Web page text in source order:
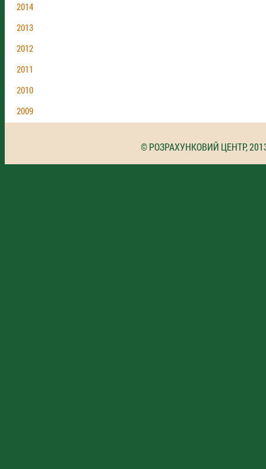
2014
2013
2012
2011
2010
2009
© РОЗРАХУНКОВИЙ ЦЕНТР,